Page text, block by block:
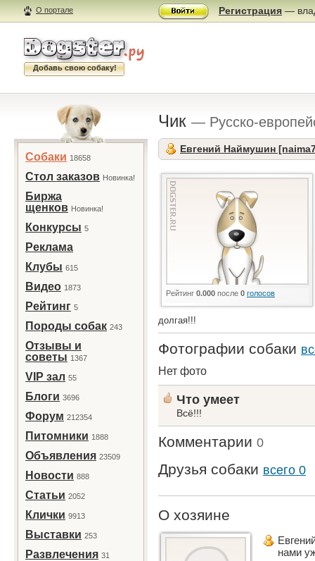
О портале Регистрация —
Добавь свою собаку!
Собаки 18658
Стол заказов Новинка!
Биржа
щенков Новинка!
Конкурсы 5
Реклама
Клубы 615
Видео 1873
Рейтинг 5
Породы собак 243
Отзывы и
советы 1367
VIP зал 55
Блоги 3696
Форум 212354
Питомники 1888
Объявления 23509
Новости 888
Статьи 2052
Клички 9913
Выставки 253
Развлечения 31
Чик — Русско-
Евгений Наймушин
Рейтинг 0.000 после 0 голосов
долгая!!!
Фотографии собаки
Нет фото
Что умеет
Всё!!!
Комментарии 0
Друзья собаки всего 0
О хозяине
нами